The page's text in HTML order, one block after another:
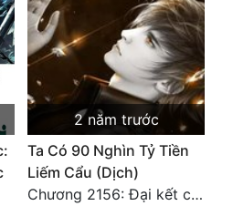
2 năm trước
Ta Có 90 Nghìn Tỷ Tiền
Liếm Cẩu (Dịch)
Chương 2156: Đại kết cục!!!